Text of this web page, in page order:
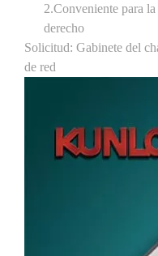
2.Conveniente para
derecho
Solicitud: Gabinete del
de red